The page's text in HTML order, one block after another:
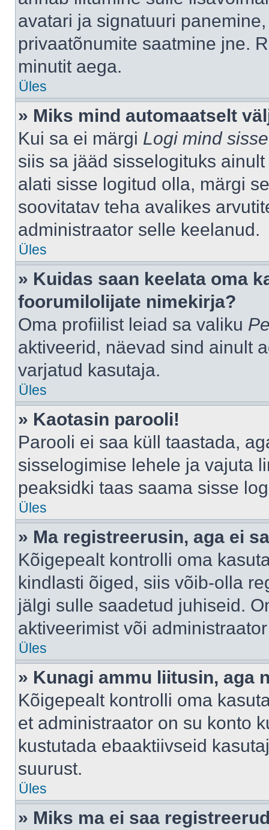
avatari ja signatuuri
privaatõnumite saatmine jne.
minutit aega.
Üles
» Miks mind automaatselt
Kui sa ei märgi Logi mind
siis sa jääd sisselogituks
alati sisse logitud olla, märgi
soovitatav teha avalikes
administraator selle keelanud.
Üles
» Kuidas saan keelata oma
foorumilolijate nimekirja?
Oma profiilist leiad sa valiku
aktiveerid, näevad sind ainult
varjatud kasutaja.
Üles
» Kaotasin parooli!
Parooli ei saa küll taastada,
sisselogimise lehele ja vajuta
peaksidki taas saama sisse
Üles
» Ma registreerusin, aga ei
Kõigepealt kontrolli oma
kindlasti õiged, siis võib-olla
jälgi sulle saadetud juhiseid.
aktiveerimist või
Üles
» Kunagi ammu liitusin, aga
Kõigepealt kontrolli oma
et administraator on su konto
kustutada ebaaktiivseid
suurust.
Üles
» Miks ma ei saa